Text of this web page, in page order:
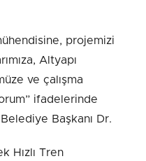
projemizi
Altyapı
ve çalışma
ifadelerinde
Başkanı Dr.
Hızlı Tren